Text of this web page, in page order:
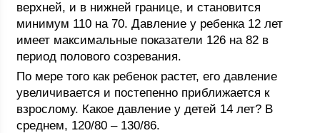
верхней, и в нижней границе, и становится
минимум 110 на 70. Давление у ребенка 12 лет
имеет максимальные показатели 126 на 82 в
период полового созревания.
По мере того как ребенок растет, его давление
увеличивается и постепенно приближается к
взрослому. Какое давление у детей 14 лет? В
среднем, 120/80 – 130/86.